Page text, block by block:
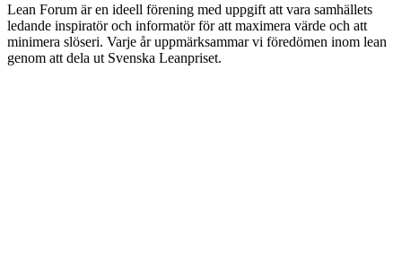
Lean Forum är en ideell förening med uppgift att vara samhällets
ledande inspiratör och informatör för att maximera värde och att
minimera slöseri. Varje år uppmärksammar vi föredömen inom lean
genom att dela ut Svenska Leanpriset.